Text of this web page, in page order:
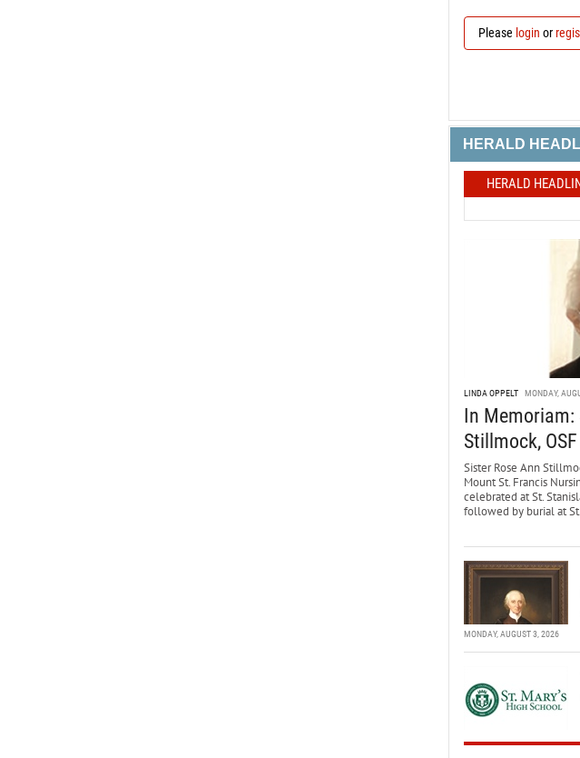
Please login or
HERALD
HERALD
LINDA OPPELT MONDAY,
In
Stillmock, OSF
Sister Rose Ann
Mount St. Francis
celebrated at St.
followed by burial at St.
MONDAY, AUGUST 3, 2026